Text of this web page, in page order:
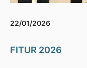
22/01/2026
FITUR 2026